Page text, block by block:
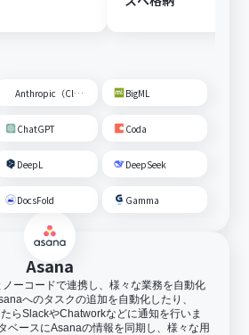
Anthropic（Claude） BigML
ChatGPT Coda
DeepL DeepSeek
DocsFold Gamma
Asana
ーコードで連携し、様々な業務を自動化
へのタスクの追加を自動化したり、
らSlackやChatworkなどに通知を行いま
ベースにAsanaの情報を同期し、様々な用